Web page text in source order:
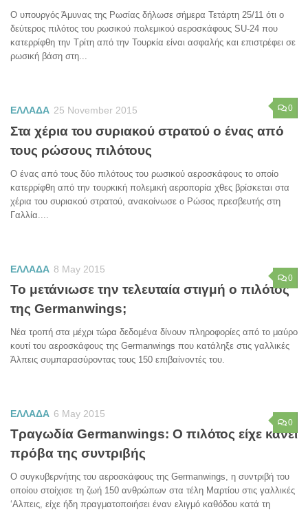
Ο υπουργός Άμυνας της Ρωσίας δήλωσε σήμερα Τετάρτη 25/11 ότι ο
δεύτερος πιλότος του ρωσικού πολεμικού αεροσκάφους SU-24 που
κατερρίφθη την Τρίτη από την Τουρκία είναι ασφαλής και επιστρέφει σε
ρωσική βάση στη...
0
ΕΛΛΑΔΑ 25 November 2015
Στα χέρια του συριακού στρατού ο ένας από
τους ρώσους πιλότους
Ο ένας από τους δύο πιλότους του ρωσικού αεροσκάφους το οποίο
κατερρίφθη από την τουρκική πολεμική αεροπορία χθες βρίσκεται στα
χέρια του συριακού στρατού, ανακοίνωσε ο Ρώσος πρεσβευτής στη
Γαλλία....
0
ΕΛΛΑΔΑ 8 May 2015
Το μετάνιωσε την τελευταία στιγμή ο πιλότος
της Germanwings;
Νέα τροπή στα μέχρι τώρα δεδομένα δίνουν πληροφορίες από το μαύρο
κουτί του αεροσκάφους της Germanwings που κατάληξε στις γαλλικές
Άλπεις συμπαρασύροντας τους 150 επιβαίνοντές του.
0
ΕΛΛΑΔΑ 6 May 2015
Τραγωδία Germanwings: O πιλότος είχε κάνει
πρόβα της συντριβής
Ο συγκυβερνήτης του αεροσκάφους της Germanwings, η συντριβή του
οποίου στοίχισε τη ζωή 150 ανθρώπων στα τέλη Μαρτίου στις γαλλικές
‘Αλπεις, είχε ήδη πραγματοποιήσει έναν ελιγμό καθόδου κατά τη